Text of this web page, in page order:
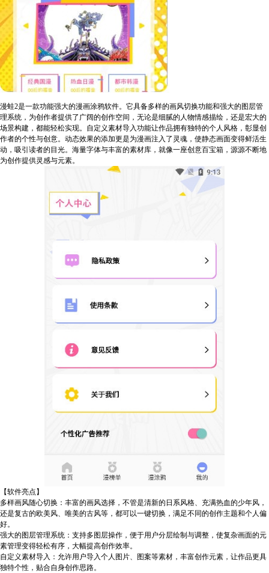
漫蛙2是一款功能强大的漫画涂鸦软件。它具备多样的画风切换功能和强大的图层管
理系统，为创作者提供了广阔的创作空间，无论是细腻的人物情感描绘，还是宏大的
场景构建，都能轻松实现。自定义素材导入功能让作品拥有独特的个人风格，彰显创
作者的个性与创意。动态效果的添加更是为漫画注入了灵魂，使静态画面变得鲜活生
动，吸引读者的目光。海量字体与丰富的素材库，就像一座创意百宝箱，源源不断地
为创作提供灵感与元素。
【软件亮点】
多样画风随心切换：丰富的画风选择，不管是清新的日系风格、充满热血的少年风，
还是复古的欧美风、唯美的古风等，都可以一键切换，满足不同的创作主题和个人偏
好。
强大的图层管理系统：支持多图层操作，便于用户分层绘制与调整，使复杂画面的元
素管理变得轻松有序，大幅提高创作效率。
自定义素材导入：允许用户导入个人图片、图案等素材，丰富创作元素，让作品更具
独特个性，贴合自身创作思路。